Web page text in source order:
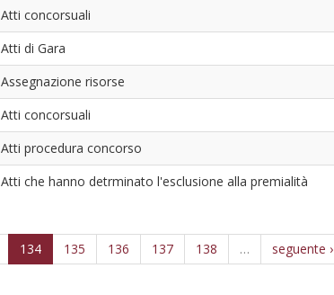
Atti concorsuali
Atti di Gara
Assegnazione risorse
Atti concorsuali
Atti procedura concorso
Atti che hanno detrminato l'esclusione alla premialità
134 135 136 137 138 … seguente ›